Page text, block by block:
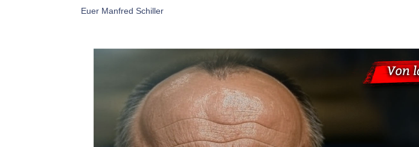
Euer Manfred Schiller